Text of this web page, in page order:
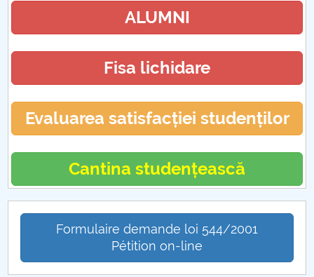
Program cu publiculALUMNI
Fisa lichidare
Evaluarea satisfacției studenților
Cantina studențească
Formulaire demande loi 544/2001
Pétition on-line